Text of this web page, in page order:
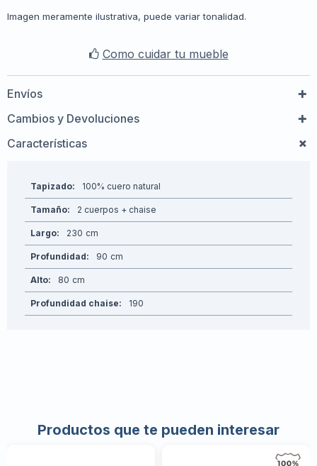
Imagen meramente ilustrativa, puede variar tonalidad.
Como cuidar tu mueble
Envíos
Cambios y Devoluciones
Características
Tapizado 100% cuero natural
Tamaño 2 cuerpos + chaise
Largo 230
Profundidad 90
Alto 80
Profundidad chaise 190
Productos que te pueden interesar